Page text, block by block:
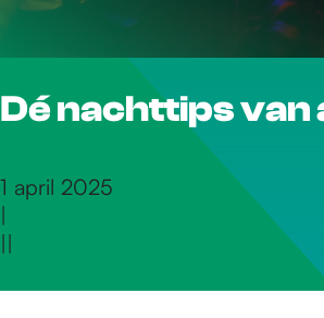
r
d
e
h
Dé nachttips van
1 april 2025
|
||